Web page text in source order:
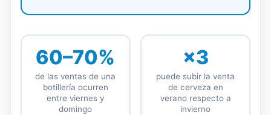
60–70%
de las ventas de una
botillería ocurren
entre viernes y
domingo
×3
puede subir la venta
de cerveza en
verano respecto a
invierno